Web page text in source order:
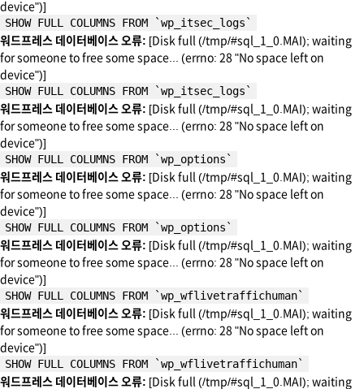
device")]
SHOW FULL COLUMNS FROM `wp_itsec_logs`
워드프레스 데이터베이스 오류: [Disk full (/tmp/#sql_1_0.MAI); waiting
for someone to free some space... (errno: 28 "No space left on
device")]
SHOW FULL COLUMNS FROM `wp_itsec_logs`
워드프레스 데이터베이스 오류: [Disk full (/tmp/#sql_1_0.MAI); waiting
for someone to free some space... (errno: 28 "No space left on
device")]
SHOW FULL COLUMNS FROM `wp_options`
워드프레스 데이터베이스 오류: [Disk full (/tmp/#sql_1_0.MAI); waiting
for someone to free some space... (errno: 28 "No space left on
device")]
SHOW FULL COLUMNS FROM `wp_options`
워드프레스 데이터베이스 오류: [Disk full (/tmp/#sql_1_0.MAI); waiting
for someone to free some space... (errno: 28 "No space left on
device")]
SHOW FULL COLUMNS FROM `wp_wflivetraffichuman`
워드프레스 데이터베이스 오류: [Disk full (/tmp/#sql_1_0.MAI); waiting
for someone to free some space... (errno: 28 "No space left on
device")]
SHOW FULL COLUMNS FROM `wp_wflivetraffichuman`
워드프레스 데이터베이스 오류: [Disk full (/tmp/#sql_1_0.MAI); waiting